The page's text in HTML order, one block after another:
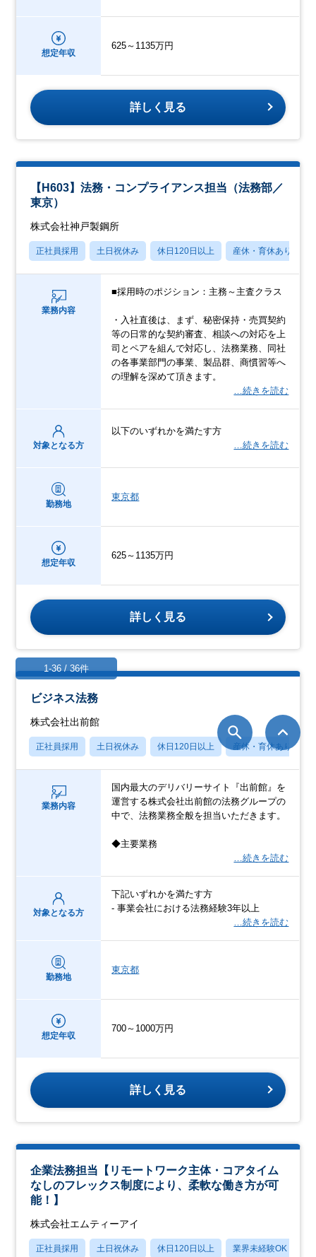
想定年収
625～1135万円
詳しく見る
【H603】法務・コンプライアンス担当（法務部／
東京）
株式会社神戸製鋼所
正社員採用 土日祝休み 休日120日以上 産休・育休あり
業務内容
■採用時のポジション：主務～主査クラス
・入社直後は、まず、秘密保持・売買契約
等の日常的な契約審査、相談への対応を上
司とペアを組んで対応し、法務業務、同社
の各事業部門の事業、製品群、商慣習等へ
の理解を深めて頂きます。
…続きを読む
対象となる方
以下のいずれかを満たす方
…続きを読む
勤務地
東京都
想定年収
625～1135万円
詳しく見る
ビジネス法務
株式会社出前館
正社員採用 土日祝休み 休日120日以上 産休・育休あり
業務内容
国内最大のデリバリーサイト『出前館』を
運営する株式会社出前館の法務グループの
中で、法務業務全般を担当いただきます。
◆主要業務
…続きを読む
対象となる方
下記いずれかを満たす方
- 事業会社における法務経験3年以上
…続きを読む
勤務地
東京都
想定年収
700～1000万円
詳しく見る
企業法務担当【リモートワーク主体・コアタイム
なしのフレックス制度により、柔軟な働き方が可
能！】
株式会社エムティーアイ
正社員採用 土日祝休み 休日120日以上 業界未経験OK
1-36 / 36件